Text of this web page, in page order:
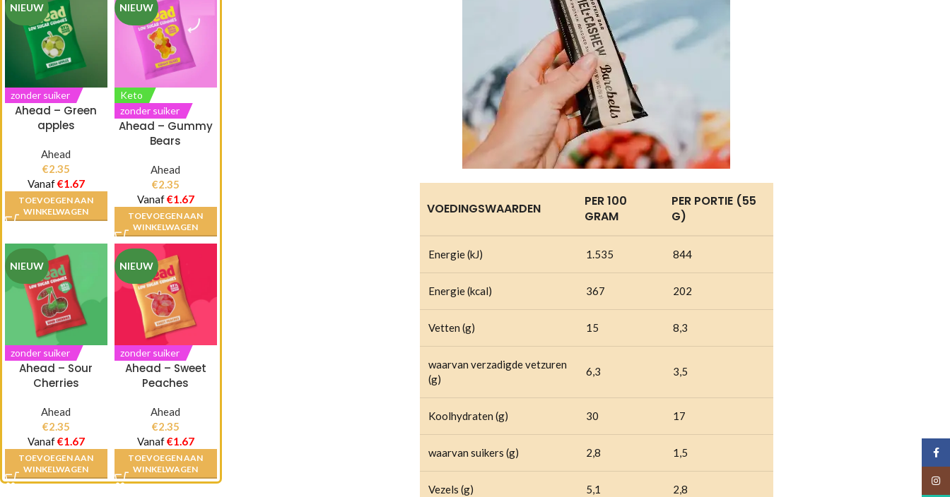
NIEUW
zonder suiker
Ahead – Green
apples
Ahead
€2.35
Vanaf€1.67
TOEVOEGEN AAN
WINKELWAGEN
NIEUW
Keto
zonder suiker
Ahead – Gummy
Bears
Ahead
€2.35
Vanaf€1.67
TOEVOEGEN AAN
WINKELWAGEN
NIEUW
zonder suiker
Ahead – Sour
Cherries
Ahead
€2.35
Vanaf€1.67
TOEVOEGEN AAN
WINKELWAGEN
NIEUW
zonder suiker
Ahead – Sweet
Peaches
Ahead
€2.35
Vanaf€1.67
TOEVOEGEN AAN
WINKELWAGEN
VOEDINGSWAARDEN
PER 100
GRAM
PER PORTIE (55
G)
Energie (kJ) 1.535 844
Energie (kcal) 367 202
Vetten (g) 15 8,3
waarvan verzadigde vetzuren
(g)
6,3 3,5
Koolhydraten (g) 30 17
waarvan suikers (g) 2,8 1,5
Vezels (g) 5,1 2,8